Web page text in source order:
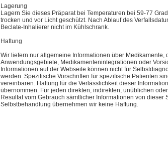
Lagerung
Lagern Sie dieses Präparat bei Temperaturen bei 59-77
trocken und vor Licht geschützt. Nach Ablauf des
Beclate-Inhalierer nicht im Kühlschrank.
Haftung
Wir liefern nur allgemeine Informationen über Medikamente,
Anwendungsgebiete, Medikamentenintegrationen oder
Informationen auf der Webseite können nicht für
werden. Spezifische Vorschriften für spezifische Patienten
vereinbaren. Haftung für die Verlässlichkeit dieser
übernommen. Für jeden direkten, indirekten, unüblichen
Resultat vom Gebrauch sämtlicher Informationen von dieser
Selbstbehandlung übernehmen wir keine Haftung.